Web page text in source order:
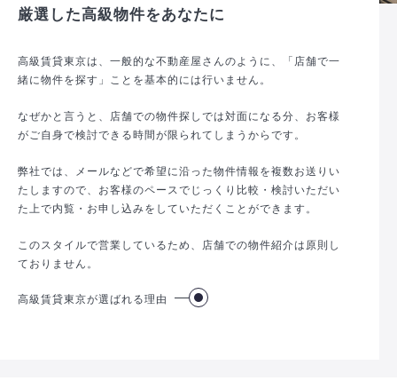
厳選した高級物件をあなたに
高級賃貸東京は、一般的な不動産屋さんのように、「店舗で一
緒に物件を探す」ことを基本的には行いません。
なぜかと言うと、店舗での物件探しでは対面になる分、お客様
がご自身で検討できる時間が限られてしまうからです。
弊社では、メールなどで希望に沿った物件情報を複数お送りい
たしますので、お客様のペースでじっくり比較・検討いただい
た上で内覧・お申し込みをしていただくことができます。
このスタイルで営業しているため、店舗での物件紹介は原則し
ておりません。
高級賃貸東京が選ばれる理由